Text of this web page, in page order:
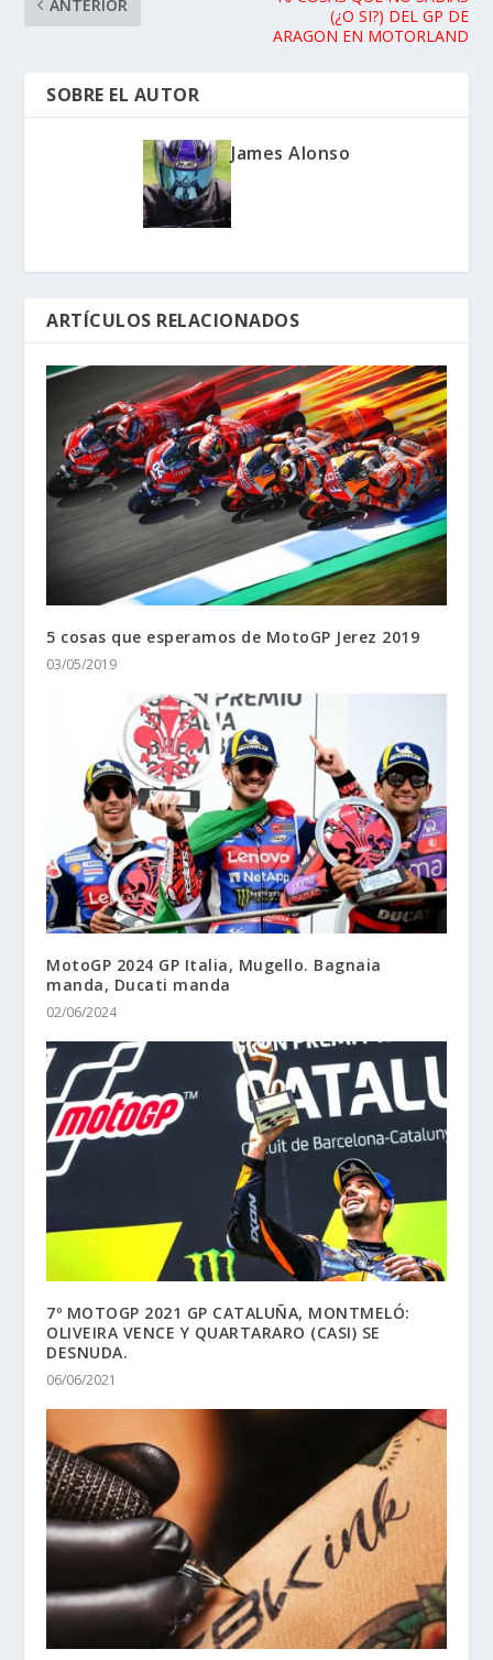
ANTERIOR
(¿O SI?) DEL GP DE
ARAGON EN MOTORLAND
SOBRE EL AUTOR
James Alonso
ARTÍCULOS RELACIONADOS
5 cosas que esperamos de MotoGP Jerez 2019
03/05/2019
MotoGP 2024 GP Italia, Mugello. Bagnaia
manda, Ducati manda
02/06/2024
7º MOTOGP 2021 GP CATALUÑA, MONTMELÓ:
OLIVEIRA VENCE Y QUARTARARO (CASI) SE
DESNUDA.
06/06/2021